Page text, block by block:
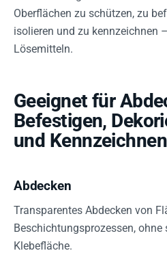
Oberflächen zu schützen, zu
isolieren und zu kennzeichnen
Lösemitteln.
Geeignet für
Befestigen,
und Kennzeichnen
Abdecken
Transparentes Abdecken von
Beschichtungsprozessen,
Klebefläche.